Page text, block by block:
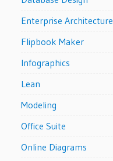
Enterprise Architecture
Flipbook Maker
Infographics
Lean
Modeling
Office Suite
Online Diagrams